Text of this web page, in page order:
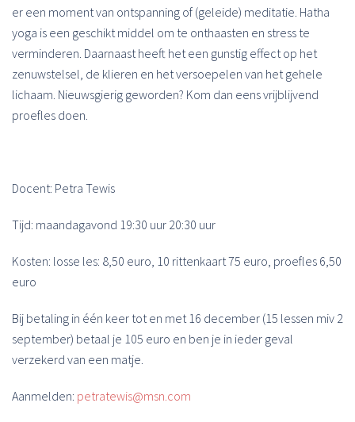
er een moment van ontspanning of (geleide) meditatie. Hatha
yoga is een geschikt middel om te onthaasten en stress te
verminderen. Daarnaast heeft het een gunstig effect op het
zenuwstelsel, de klieren en het versoepelen van het gehele
lichaam. Nieuwsgierig geworden? Kom dan eens vrijblijvend
proefles doen.
Docent: Petra Tewis
Tijd: maandagavond 19:30 uur 20:30 uur
Kosten: losse les: 8,50 euro, 10 rittenkaart 75 euro, proefles 6,50
euro
Bij betaling in één keer tot en met 16 december (15 lessen miv 2
september) betaal je 105 euro en ben je in ieder geval
verzekerd van een matje.
Aanmelden: petratewis@msn.com